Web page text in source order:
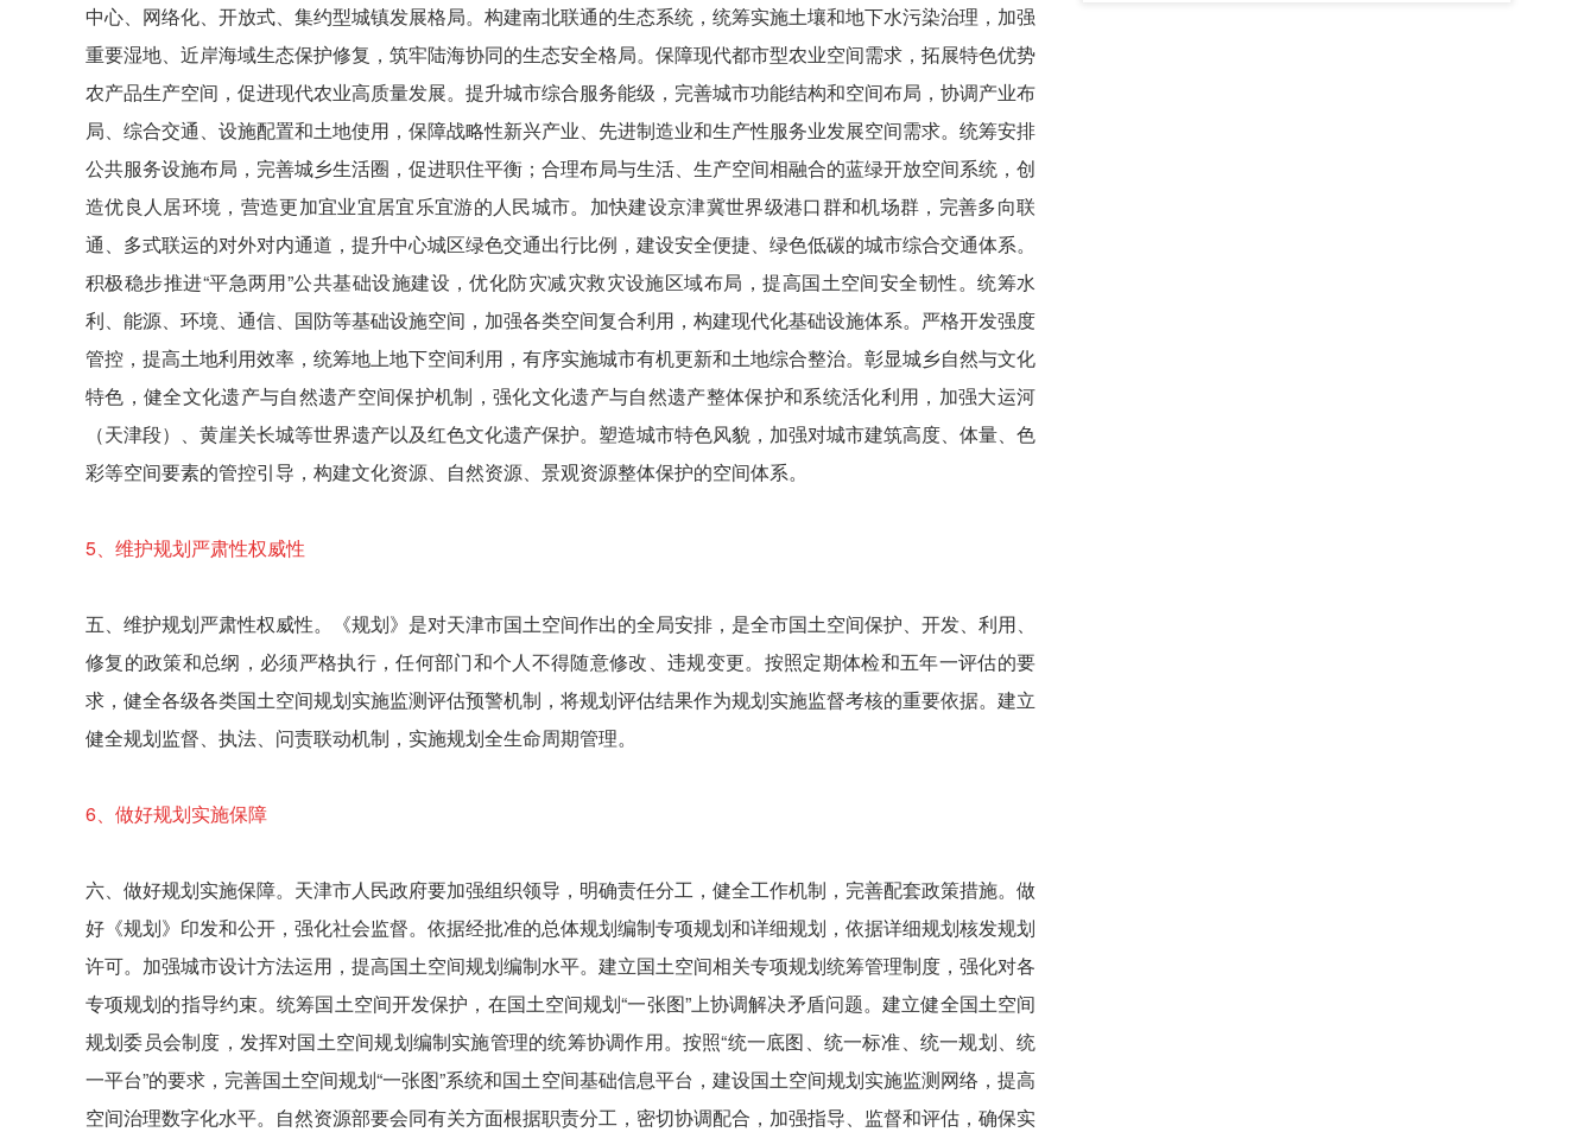
中心、网络化、开放式、集约型城镇发展格局。构建南北联通的生态系统，统筹实施土壤和地下水污染治理，加强
重要湿地、近岸海域生态保护修复，筑牢陆海协同的生态安全格局。保障现代都市型农业空间需求，拓展特色优势
农产品生产空间，促进现代农业高质量发展。提升城市综合服务能级，完善城市功能结构和空间布局，协调产业布
局、综合交通、设施配置和土地使用，保障战略性新兴产业、先进制造业和生产性服务业发展空间需求。统筹安排
公共服务设施布局，完善城乡生活圈，促进职住平衡；合理布局与生活、生产空间相融合的蓝绿开放空间系统，创
造优良人居环境，营造更加宜业宜居宜乐宜游的人民城市。加快建设京津冀世界级港口群和机场群，完善多向联
通、多式联运的对外对内通道，提升中心城区绿色交通出行比例，建设安全便捷、绿色低碳的城市综合交通体系。
积极稳步推进“平急两用”公共基础设施建设，优化防灾减灾救灾设施区域布局，提高国土空间安全韧性。统筹水
利、能源、环境、通信、国防等基础设施空间，加强各类空间复合利用，构建现代化基础设施体系。严格开发强度
管控，提高土地利用效率，统筹地上地下空间利用，有序实施城市有机更新和土地综合整治。彰显城乡自然与文化
特色，健全文化遗产与自然遗产空间保护机制，强化文化遗产与自然遗产整体保护和系统活化利用，加强大运河
（天津段）、黄崖关长城等世界遗产以及红色文化遗产保护。塑造城市特色风貌，加强对城市建筑高度、体量、色
彩等空间要素的管控引导，构建文化资源、自然资源、景观资源整体保护的空间体系。
5、 维护规划严肃性权威性
五、维护规划严肃性权威性。《规划》是对天津市国土空间作出的全局安排，是全市国土空间保护、开发、利用、
修复的政策和总纲，必须严格执行，任何部门和个人不得随意修改、违规变更。按照定期体检和五年一评估的要
求，健全各级各类国土空间规划实施监测评估预警机制，将规划评估结果作为规划实施监督考核的重要依据。建立
健全规划监督、执法、问责联动机制，实施规划全生命周期管理。
6、 做好规划实施保障
六、做好规划实施保障。天津市人民政府要加强组织领导，明确责任分工，健全工作机制，完善配套政策措施。做
好《规划》印发和公开，强化社会监督。依据经批准的总体规划编制专项规划和详细规划，依据详细规划核发规划
许可。加强城市设计方法运用，提高国土空间规划编制水平。建立国土空间相关专项规划统筹管理制度，强化对各
专项规划的指导约束。统筹国土空间开发保护，在国土空间规划“一张图”上协调解决矛盾问题。建立健全国土空间
规划委员会制度，发挥对国土空间规划编制实施管理的统筹协调作用。按照“统一底图、统一标准、统一规划、统
一平台”的要求，完善国土空间规划“一张图”系统和国土空间基础信息平台，建设国土空间规划实施监测网络，提高
空间治理数字化水平。自然资源部要会同有关方面根据职责分工，密切协调配合，加强指导、监督和评估，确保实